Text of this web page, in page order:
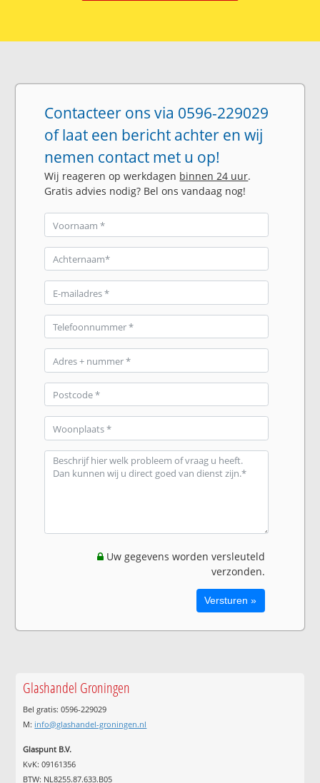
Contacteer ons via 0596-229029
of laat een bericht achter en wij
nemen contact met u op!
Wij reageren op werkdagen binnen 24 uur.
Gratis advies nodig? Bel ons vandaag nog!
Uw gegevens worden versleuteld
verzonden.
Glashandel Groningen
Bel gratis: 0596-229029
M: info@glashandel-groningen.nl
Glaspunt B.V.
KvK: 09161356
BTW: NL8255.87.633.B05